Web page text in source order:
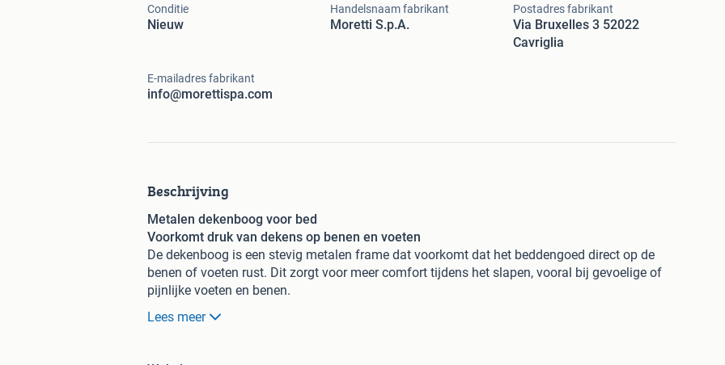
Conditie
Nieuw
Handelsnaam fabrikant
Moretti S.p.A.
Postadres fabrikant
Via Bruxelles 3 52022
Cavriglia
E-mailadres fabrikant
info@morettispa.com
Beschrijving
Metalen dekenboog voor bed
Voorkomt druk van dekens op benen en voeten
De dekenboog is een stevig metalen frame dat voorkomt dat het beddengoed direct op de
benen of voeten rust. Dit zorgt voor meer comfort tijdens het slapen, vooral bij gevoelige of
pijnlijke voeten en benen.
Eenvoudig in gebruik
De onderkant van het frame wordt eenvoudig tussen het matras en de bedbodem geschoven.
ruimte ontstaat tussen de deken en het lichaam.
Lees meer